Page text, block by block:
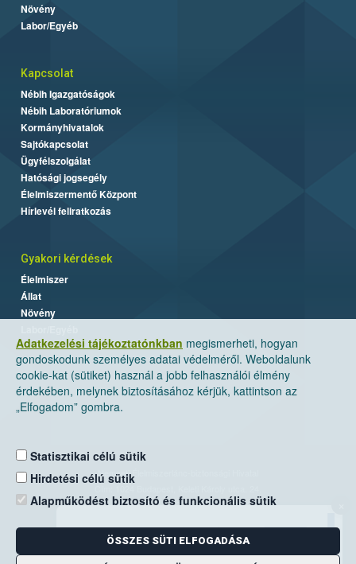
Adatkezelési tájékoztatónkban megismerheti, hogyan
gondoskodunk személyes adatai védelméről. Weboldalunk
cookie-kat (sütiket) használ a jobb felhasználói élmény
érdekében, melynek biztosításához kérjük, kattintson az
„Elfogadom” gombra.
Statisztikai célú sütik
Hirdetési célú sütik
Alapműködést biztosító és funkcionális sütik
ÖSSZES SÜTI ELFOGADÁSA
Növény
Labor/Egyéb
Kapcsolat
Nébih Igazgatóságok
Nébih Laboratóriumok
Kormányhivatalok
Sajtókapcsolat
Ügyfélszolgálat
Hatósági jogsegély
Élelmiszermentő Központ
Hírlevél feliratkozás
Gyakori kérdések
Élelmiszer
Állat
Növény
Nemzeti Élelmiszerlánc-biztonsági Hivatal
Levelezési cím: 1525 Budapest. Pf. 30.
E-mail:ugyfelszolgalat@nebih.gov.hu